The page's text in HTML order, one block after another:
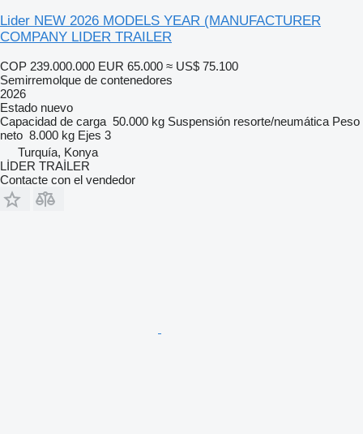
Lider NEW 2026 MODELS YEAR (MANUFACTURER
COMPANY LIDER TRAILER
COP 239.000.000 EUR 65.000 ≈ US$ 75.100
Semirremolque de contenedores
2026
Estado nuevo
Capacidad de carga 50.000 kg Suspensión resorte/neumática Peso
neto 8.000 kg Ejes 3
Turquía, Konya
LİDER TRAİLER
Contacte con el vendedor